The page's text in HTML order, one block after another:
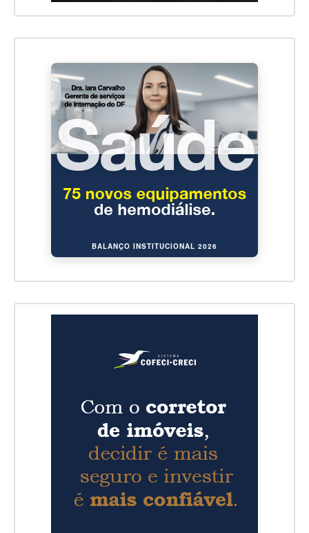
BALANÇO INSTITUCIONAL 2026